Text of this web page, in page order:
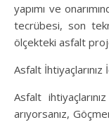
yapımı ve
tecrübesi, son
ölçekteki asfalt
Asfalt İhtiyaçlarınız
Asfalt
arıyorsanız,